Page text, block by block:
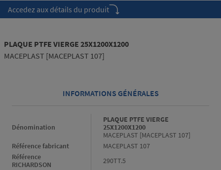
Accedez aux détails du produit
PLAQUE PTFE VIERGE 25X1200X1200
MACEPLAST [MACEPLAST 107]
INFORMATIONS GÉNÉRALES
Dénomination
PLAQUE PTFE VIERGE
25X1200X1200
MACEPLAST [MACEPLAST 107]
Référence fabricant
MACEPLAST 107
Référence
RICHARDSON
290TT.5